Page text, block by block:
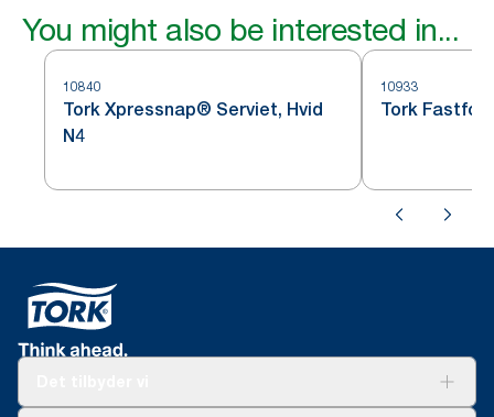
You might also be interested in...
10840
Tork Xpressnap® Serviet, Hvid
N4
10933
Tork